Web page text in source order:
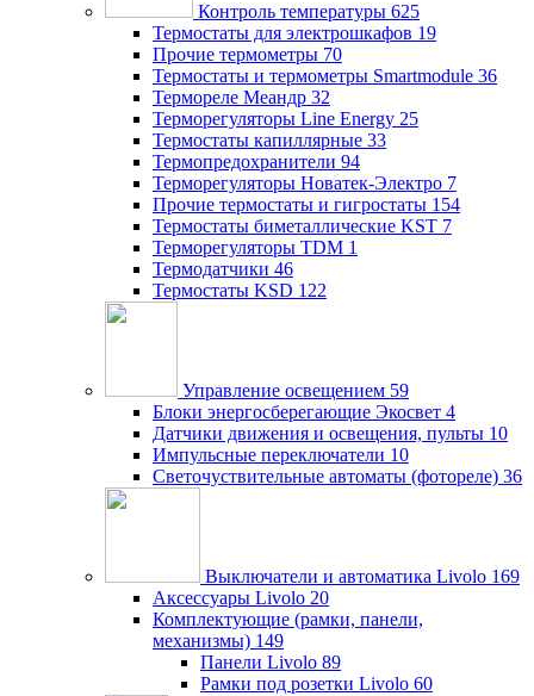
Контроль температуры 625
Термостаты для электрошкафов 19
Прочие термометры 70
Термостаты и термометры Smartmodule 36
Термореле Меандр 32
Терморегуляторы Line Energy 25
Термостаты капиллярные 33
Термопредохранители 94
Терморегуляторы Новатек-Электро 7
Прочие термостаты и гигростаты 154
Термостаты биметаллические KST 7
Терморегуляторы TDM 1
Термодатчики 46
Термостаты KSD 122
Управление освещением 59
Блоки энергосберегающие Экосвет 4
Датчики движения и освещения, пульты 10
Импульсные переключатели 10
Светочуствительные автоматы (фотореле) 36
Выключатели и автоматика Livolo 169
Аксессуары Livolo 20
Комплектующие (рамки, панели,
механизмы) 149
Панели Livolo 89
Рамки под розетки Livolo 60